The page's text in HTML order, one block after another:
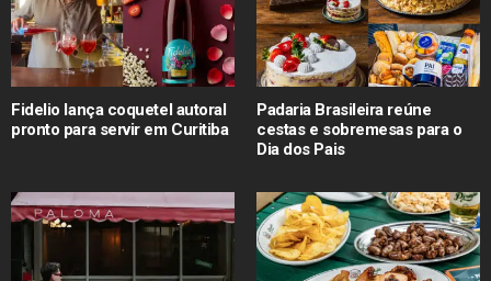
Fidelio lança coquetel autoral
pronto para servir em Curitiba
Padaria Brasileira reúne
cestas e sobremesas para o
Dia dos Pais